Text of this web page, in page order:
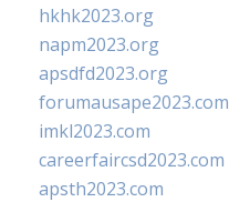
hkhk2023.org
napm2023.org
apsdfd2023.org
forumausape2023.com
imkl2023.com
careerfaircsd2023.com
apsth2023.com